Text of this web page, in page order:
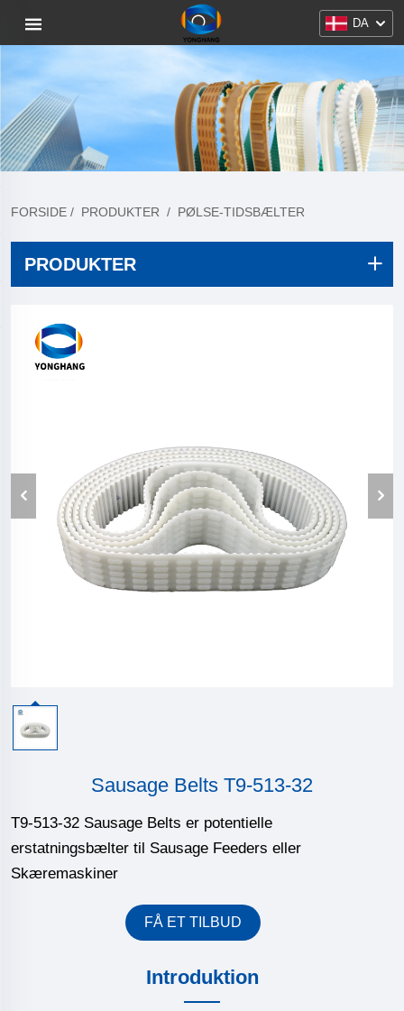
DA
FORSIDE / PRODUKTER / PØLSE-TIDSBÆLTER
PRODUKTER
Sausage Belts T9-513-32
T9-513-32 Sausage Belts er potentielle
erstatningsbælter til Sausage Feeders eller
Skæremaskiner
FÅ ET TILBUD
Introduktion